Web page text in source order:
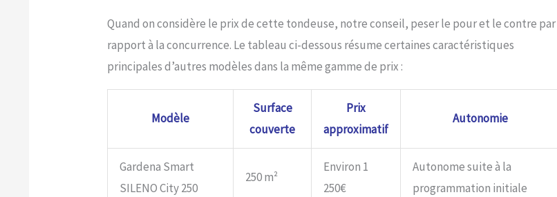
Quand on considère le prix de cette tondeuse, notre conseil, peser le pour et le contre par
rapport à la concurrence. Le tableau ci-dessous résume certaines caractéristiques
principales d’autres modèles dans la même gamme de prix :
Modèle
Surface
couverte
Prix
approximatif
Autonomie
Gardena Smart
SILENO City 250
250 m²
Environ 1
250€
Autonome suite à la
programmation initiale